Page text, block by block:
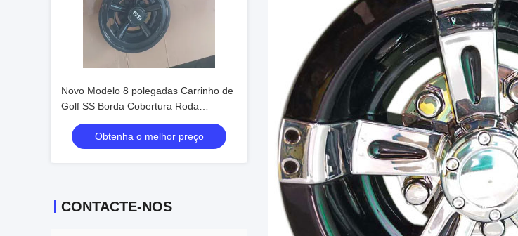
Novo Modelo 8 polegadas Carrinho de
Golf SS Borda Cobertura Roda
Cobertura
Obtenha o melhor preço
CONTACTE-NOS